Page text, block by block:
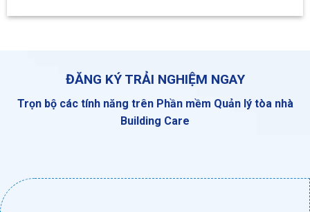
ĐĂNG KÝ TRẢI NGHIỆM NGAY
Trọn bộ các tính năng trên Phần mềm Quản lý tòa nhà
Building Care